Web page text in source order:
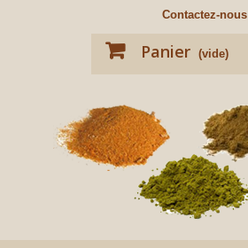
Contactez-nous
Panier (vide)